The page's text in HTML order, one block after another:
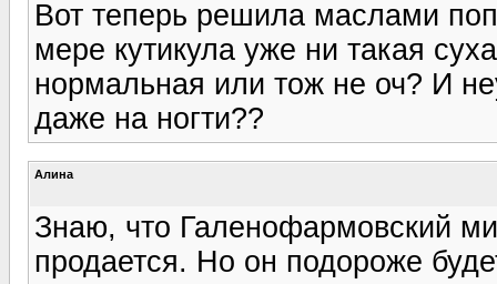
Вот теперь решила маслами
мере кутикула уже ни такая
нормальная или тож не оч? И
даже на ногти??
Алина
Знаю, что Галенофармовский
продается. Но он подороже